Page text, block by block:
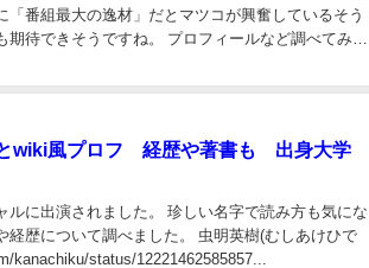
番組最大の逸材」だとマツコが興奮しているそう
待できそうですね。 プロフィールなど調べてみま
wiki風プロフ 経歴や著書も 出身大学
に出演されました。 珍しい名字で読み方も気にな
べました。 虫明英樹(むしあけひで
kanachiku/status/12221462585857...